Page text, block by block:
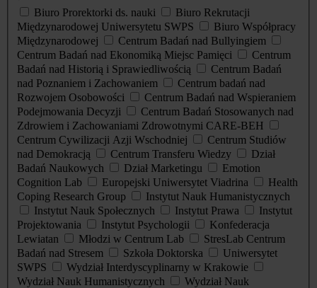
Biuro Prorektorki ds. nauki
Biuro Rekrutacji
Międzynarodowej Uniwersytetu SWPS
Biuro Współpracy
Międzynarodowej
Centrum Badań nad Bullyingiem
Centrum Badań nad Ekonomiką Miejsc Pamięci
Centrum
Badań nad Historią i Sprawiedliwością
Centrum Badań
nad Poznaniem i Zachowaniem
Centrum badań nad
Rozwojem Osobowości
Centrum Badań nad Wspieraniem
Podejmowania Decyzji
Centrum Badań Stosowanych nad
Zdrowiem i Zachowaniami Zdrowotnymi CARE-BEH
Centrum Cywilizacji Azji Wschodniej
Centrum Studiów
nad Demokracją
Centrum Transferu Wiedzy
Dział
Badań Naukowych
Dział Marketingu
Emotion
Cognition Lab
Europejski Uniwersytet Viadrina
Health
Coping Research Group
Instytut Nauk Humanistycznych
Instytut Nauk Społecznych
Instytut Prawa
Instytut
Projektowania
Instytut Psychologii
Konfederacja
Lewiatan
Młodzi w Centrum Lab
StresLab Centrum
Badań nad Stresem
Szkoła Doktorska
Uniwersytet
SWPS
Wydział Interdyscyplinarny w Krakowie
Wydział Nauk Humanistycznych
Wydział Nauk